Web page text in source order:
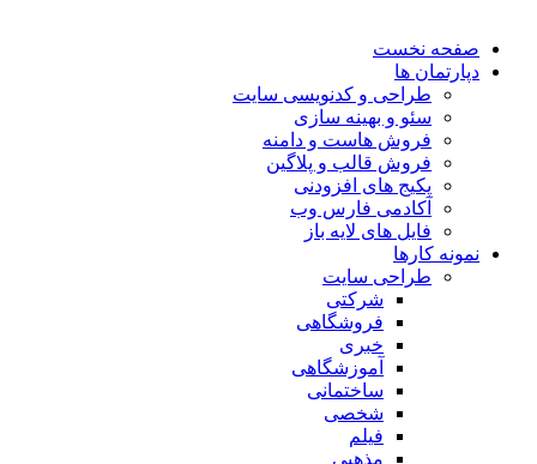
صفحه نخست
دپارتمان ها
طراحی و کدنویسی سایت
سئو و بهینه سازی
فروش هاست و دامنه
فروش قالب و پلاگین
پکیج های افزودنی
آکادمی فارس وب
فایل های لایه باز
نمونه کارها
طراحی سایت
شرکتی
فروشگاهی
خبری
آموزشگاهی
ساختمانی
شخصی
فیلم
مذهبی